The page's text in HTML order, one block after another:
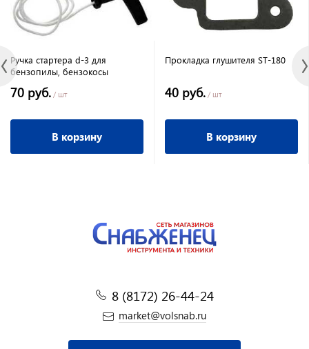
Ручка стартера d-3 для
бензопилы, бензокосы
70 руб. / шт
В корзину
Прокладка глушителя ST-180
40 руб. / шт
В корзину
8 (8172) 26-44-24
market@volsnab.ru